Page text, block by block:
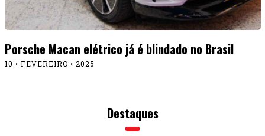
Porsche Macan elétrico já é blindado no Brasil
10 • FEVEREIRO • 2025
Destaques